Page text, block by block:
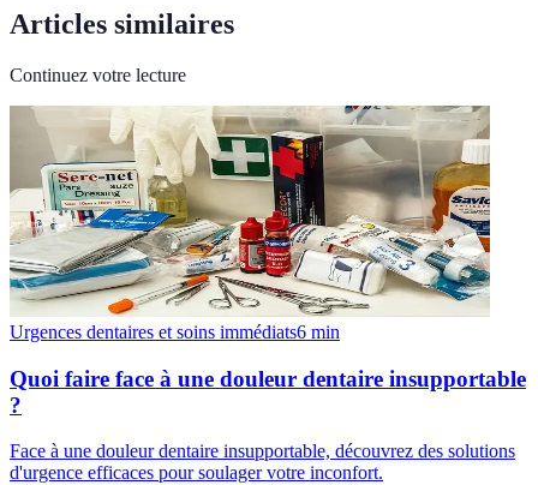
Articles similaires
Continuez votre lecture
Urgences dentaires et soins immédiats6 min
Quoi faire face à une douleur dentaire insupportable
?
Face à une douleur dentaire insupportable, découvrez des solutions
d'urgence efficaces pour soulager votre inconfort.